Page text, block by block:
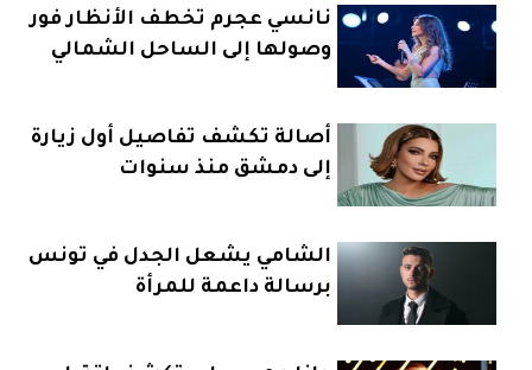
نانسي عجرم تخطف الأنظار فور
وصولها إلى الساحل الشمالي
أصالة تكشف تفاصيل أول زيارة
إلى دمشق منذ سنوات
الشامي يشعل الجدل في تونس
برسالة داعمة للمرأة